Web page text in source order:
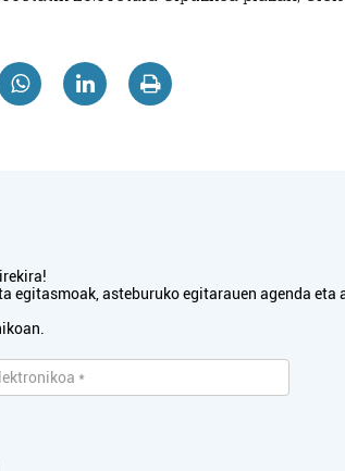
egitasmoak, asteburuko egitarauen agenda eta